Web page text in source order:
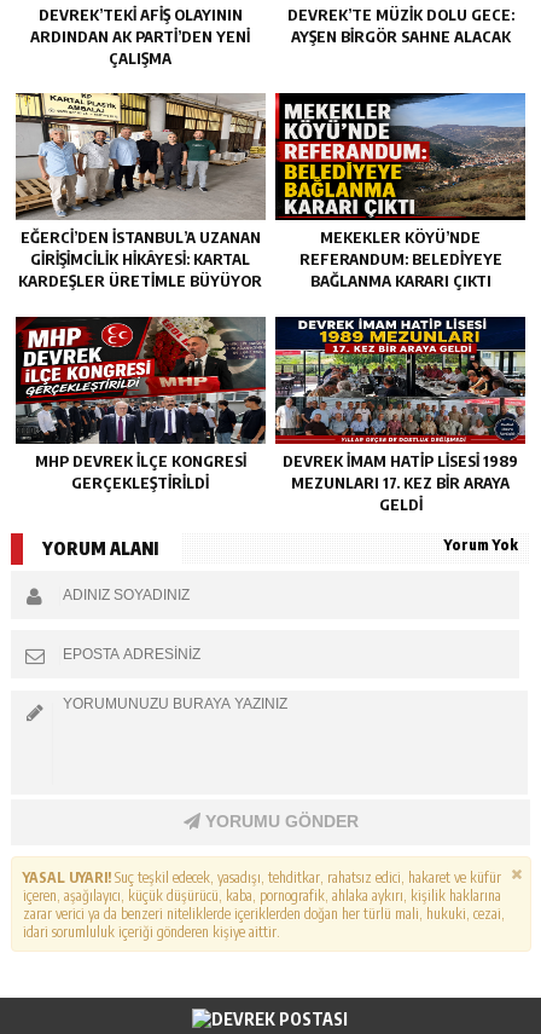
DEVREK’TEKİ AFİŞ OLAYININ
ARDINDAN AK PARTİ’DEN YENİ
ÇALIŞMA
DEVREK’TE MÜZİK DOLU GECE:
AYŞEN BİRGÖR SAHNE ALACAK
EĞERCİ’DEN İSTANBUL’A UZANAN
GİRİŞİMCİLİK HİKÂYESİ: KARTAL
KARDEŞLER ÜRETİMLE BÜYÜYOR
MEKEKLER KÖYÜ’NDE
REFERANDUM: BELEDİYEYE
BAĞLANMA KARARI ÇIKTI
MHP DEVREK İLÇE KONGRESİ
GERÇEKLEŞTİRİLDİ
DEVREK İMAM HATİP LİSESİ 1989
MEZUNLARI 17. KEZ BİR ARAYA
GELDİ
YORUM ALANI Yorum Yok
YORUMU GÖNDER
YASAL UYARI!Suç teşkil edecek, yasadışı, tehditkar, rahatsız edici, hakaret ve küfür
içeren, aşağılayıcı, küçük düşürücü, kaba, pornografik, ahlaka aykırı, kişilik haklarına
zarar verici ya da benzeri niteliklerde içeriklerden doğan her türlü mali, hukuki, cezai,
idari sorumluluk içeriği gönderen kişiye aittir.